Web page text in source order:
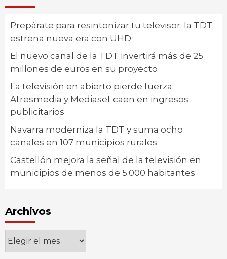
Prepárate para resintonizar tu televisor: la TDT
estrena nueva era con UHD
El nuevo canal de la TDT invertirá más de 25
millones de euros en su proyecto
La televisión en abierto pierde fuerza:
Atresmedia y Mediaset caen en ingresos
publicitarios
Navarra moderniza la TDT y suma ocho
canales en 107 municipios rurales
Castellón mejora la señal de la televisión en
municipios de menos de 5.000 habitantes
Archivos
Archivos